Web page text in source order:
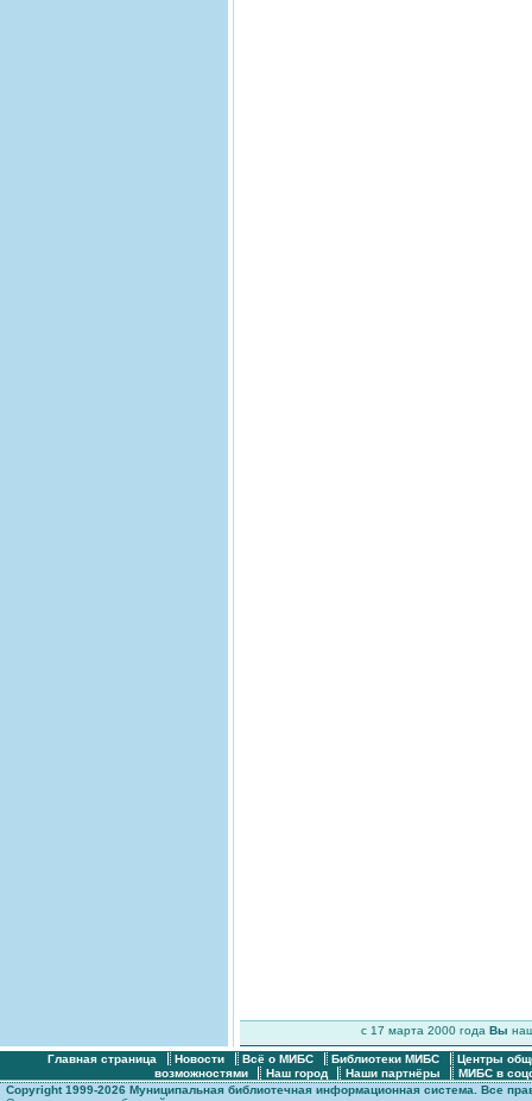
c 17 марта 2000 годаВы
Главная страница Новости Всё о МИБС Библиотеки МИБС
Центры
возможностями
Наш город Наши партнёры
МИБС в
Copyright 1999-2026 Муниципальная библиотечная информационная система. Все